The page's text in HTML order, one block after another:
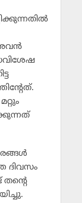
ദിവസം
തന്റെ